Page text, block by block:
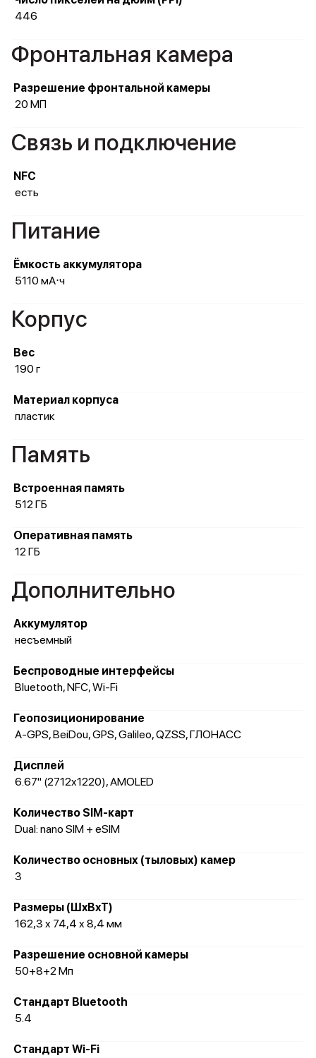
446
Фронтальная камера
Разрешение фронтальной камеры
20 МП
Связь и подключение
NFC
есть
Питание
Ёмкость аккумулятора
5110 мА⋅ч
Корпус
Вес
190 г
Материал корпуса
пластик
Память
Встроенная память
512 ГБ
Оперативная память
12 ГБ
Дополнительно
Аккумулятор
несъемный
Беспроводные интерфейсы
Bluetooth, NFC, Wi-Fi
Геопозиционирование
A-GPS, BeiDou, GPS, Galileo, QZSS, ГЛОНАСС
Дисплей
6.67" (2712x1220), AMOLED
Количество SIM-карт
Dual: nano SIM + eSIM
Количество основных (тыловых) камер
3
Размеры (ШxВxТ)
162,3 x 74,4 x 8,4 мм
Разрешение основной камеры
50+8+2 Мп
Стандарт Bluetooth
5.4
Стандарт Wi-Fi